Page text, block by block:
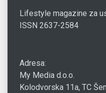
Lifestyle magazine za
ISSN 2637-2584
Adresa:
My Media d.o.o.
Kolodvorska 11a, TC